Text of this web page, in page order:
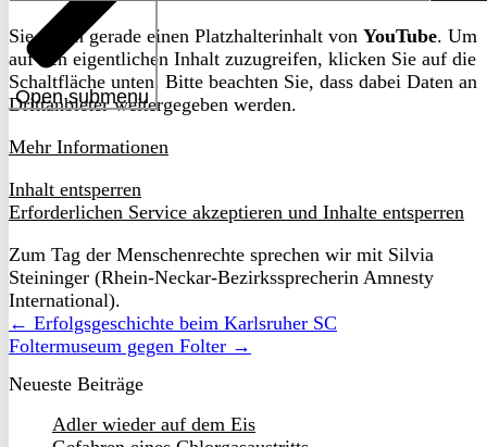
Open submenu
Sie sehen gerade einen Platzhalterinhalt von YouTube. Um
auf den eigentlichen Inhalt zuzugreifen, klicken Sie auf die
Schaltfläche unten. Bitte beachten Sie, dass dabei Daten an
Drittanbieter weitergegeben werden.
Mehr Informationen
Inhalt entsperren
Erforderlichen Service akzeptieren und Inhalte entsperren
Zum Tag der Menschenrechte sprechen wir mit Silvia
Steininger (Rhein-Neckar-Bezirkssprecherin Amnesty
International).
← Erfolgsgeschichte beim Karlsruher SC
Foltermuseum gegen Folter →
Neueste Beiträge
Adler wieder auf dem Eis